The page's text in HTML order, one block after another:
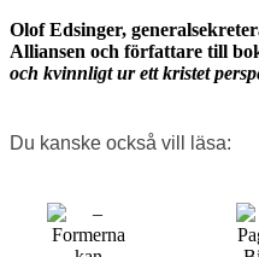
Olof Edsinger,
Alliansen och författare till
och kvinnligt ur ett kristet
Du kanske också vill läsa: